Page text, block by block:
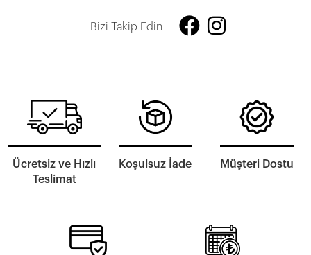
Bizi Takip Edin
Ücretsiz ve Hızlı
Teslimat
Koşulsuz İade Müşteri Dostu